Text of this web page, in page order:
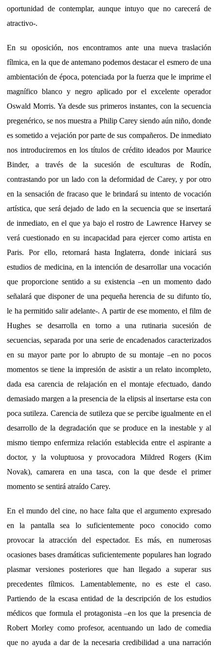
oportunidad de contemplar, aunque intuyo que no carecerá de
atractivo-.
En su oposición, nos encontramos ante una nueva traslación
fílmica, en la que de antemano podemos destacar el esmero de una
ambientación de época, potenciada por la fuerza que le imprime el
magnífico blanco y negro aplicado por el excelente operador
Oswald Morris. Ya desde sus primeros instantes, con la secuencia
pregenérico, se nos muestra a Philip Carey siendo aún niño, donde
es sometido a vejación por parte de sus compañeros. De inmediato
nos introduciremos en los títulos de crédito ideados por Maurice
Binder, a través de la sucesión de esculturas de Rodín,
contrastando por un lado con la deformidad de Carey, y por otro
en la sensación de fracaso que le brindará su intento de vocación
artística, que será dejado de lado en la secuencia que se insertará
de inmediato, en el que ya bajo el rostro de Lawrence Harvey se
verá cuestionado en su incapacidad para ejercer como artista en
Paris. Por ello, retornará hasta Inglaterra, donde iniciará sus
estudios de medicina, en la intención de desarrollar una vocación
que proporcione sentido a su existencia –en un momento dado
señalará que disponer de una pequeña herencia de su difunto tío,
le ha permitido salir adelante-. A partir de ese momento, el film de
Hughes se desarrolla en torno a una rutinaria sucesión de
secuencias, separada por una serie de encadenados caracterizados
en su mayor parte por lo abrupto de su montaje –en no pocos
momentos se tiene la impresión de asistir a un relato incompleto,
dada esa carencia de relajación en el montaje efectuado, dando
demasiado margen a la presencia de la elipsis al insertarse esta con
poca sutileza. Carencia de sutileza que se percibe igualmente en el
desarrollo de la degradación que se produce en la inestable y al
mismo tiempo enfermiza relación establecida entre el aspirante a
doctor, y la voluptuosa y provocadora Mildred Rogers (Kim
Novak), camarera en una tasca, con la que desde el primer
momento se sentirá atraído Carey.
En el mundo del cine, no hace falta que el argumento expresado
en la pantalla sea lo suficientemente poco conocido como
provocar la atracción del espectador. Es más, en numerosas
ocasiones bases dramáticas suficientemente populares han logrado
plasmar versiones posteriores que han llegado a superar sus
precedentes fílmicos. Lamentablemente, no es este el caso.
Partiendo de la escasa entidad de la descripción de los estudios
médicos que formula el protagonista –en los que la presencia de
Robert Morley como profesor, acentuando un lado de comedia
que no ayuda a dar de la necesaria credibilidad a una narración